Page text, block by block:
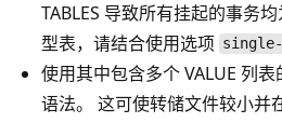
TABLES 导致所有挂起的事务
型表，请结合使用选项
使用其中包含多个 VALUE 列表
语法。 这可使转储文件较小并